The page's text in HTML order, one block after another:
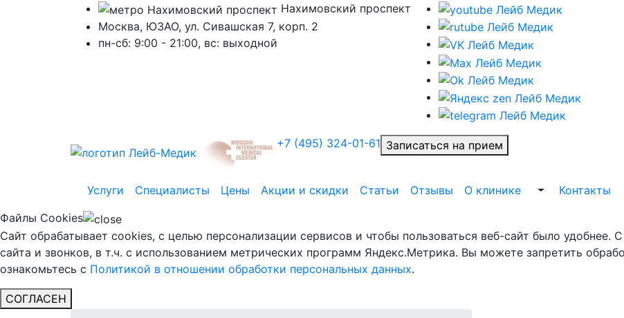
Нахимовский проспект
Москва, ЮЗАО, ул. Сивашская 7, корп. 2
пн-сб: 9:00 - 21:00, вc: выходной
+7 (495) 324-01-61 Записаться на прием
Услуги Специалисты Цены Акции и скидки Статьи Отзывы О клинике Выпадающий
Контакты
Файлы Cookies
Сайт обрабатывает cookies, с целью персонализации сервисов и чтобы пользоваться веб-сайт было
сайта и звонков, в т.ч. с использованием метрических программ Яндекс.Метрика. Вы можете запретить
ознакомьтесь с Политикой в отношении обработки персональных данных.
СОГЛАСЕН